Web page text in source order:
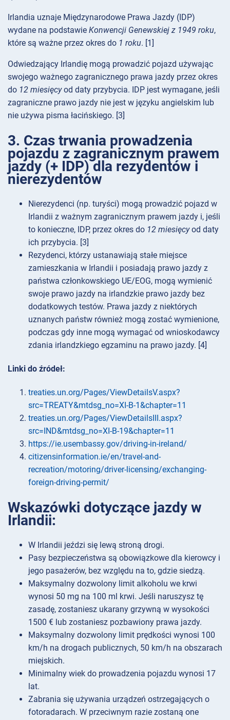
Irlandia uznaje Międzynarodowe Prawa Jazdy (IDP)
wydane na podstawie Konwencji Genewskiej z 1949 roku,
które są ważne przez okres do 1 roku. [1]
Odwiedzający Irlandię mogą prowadzić pojazd używając
swojego ważnego zagranicznego prawa jazdy przez okres
do 12 miesięcyod daty przybycia. IDP jest wymagane, jeśli
zagraniczne prawo jazdy nie jest w języku angielskim lub
nie używa pisma łacińskiego. [3]
3. Czas trwania prowadzenia
pojazdu z zagranicznym prawem
jazdy (+ IDP) dla rezydentów i
nierezydentów
Nierezydenci (np. turyści) mogą prowadzić pojazd w
Irlandii z ważnym zagranicznym prawem jazdy i, jeśli
to konieczne, IDP, przez okres do 12 miesięcyod daty
ich przybycia. [3]
Rezydenci, którzy ustanawiają stałe miejsce
zamieszkania w Irlandii i posiadają prawo jazdy z
państwa członkowskiego UE/EOG, mogą wymienić
swoje prawo jazdy na irlandzkie prawo jazdy bez
dodatkowych testów. Prawa jazdy z niektórych
uznanych państw również mogą zostać wymienione,
podczas gdy inne mogą wymagać od wnioskodawcy
zdania irlandzkiego egzaminu na prawo jazdy. [4]
Linki do źródeł:
treaties.un.org/Pages/ViewDetailsV.aspx?
src=TREATY&mtdsg_no=XI-B-1&chapter=11
treaties.un.org/Pages/ViewDetailsIII.aspx?
src=IND&mtdsg_no=XI-B-19&chapter=11
https://ie.usembassy.gov/driving-in-ireland/
citizensinformation.ie/en/travel-and-
recreation/motoring/driver-licensing/exchanging-
foreign-driving-permit/
Wskazówki dotyczące jazdy w
Irlandii:
W Irlandii jeździ się lewą stroną drogi.
Pasy bezpieczeństwa są obowiązkowe dla kierowcy i
jego pasażerów, bez względu na to, gdzie siedzą.
Maksymalny dozwolony limit alkoholu we krwi
wynosi 50 mg na 100 ml krwi. Jeśli naruszysz tę
zasadę, zostaniesz ukarany grzywną w wysokości
1500 € lub zostaniesz pozbawiony prawa jazdy.
Maksymalny dozwolony limit prędkości wynosi 100
km/h na drogach publicznych, 50 km/h na obszarach
miejskich.
Minimalny wiek do prowadzenia pojazdu wynosi 17
lat.
Zabrania się używania urządzeń ostrzegających o
fotoradarach. W przeciwnym razie zostaną one